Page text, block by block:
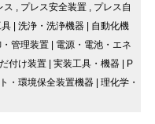
ス プレス安全装置
プレス自
| 洗浄・洗浄機器 | 自動化機
管理装置 | 電源・電池・エネ
付け装置 | 実装工具・機器 | P
・環境保全装置機器 | 理化学・